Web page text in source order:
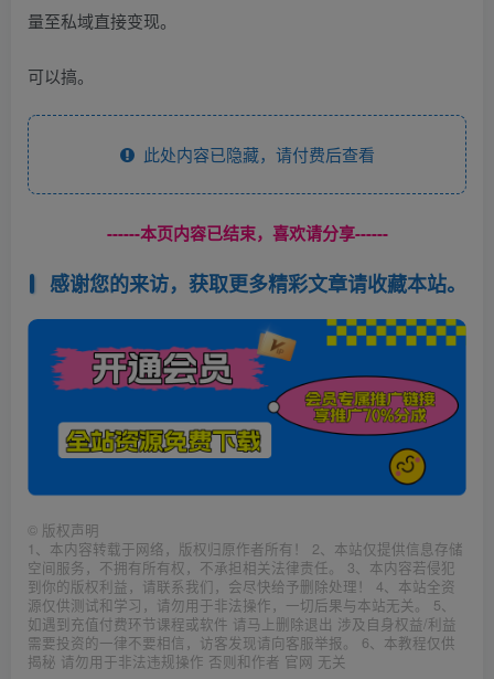
量至私域直接变现。
可以搞。
此处内容已隐藏，请付费后查看
------本页内容已结束，喜欢请分享------
感谢您的来访，获取更多精彩文章请收藏本站。
© 版权声明
1、本内容转载于网络，版权归原作者所有！ 2、本站仅提供信息存储
空间服务，不拥有所有权，不承担相关法律责任。 3、本内容若侵犯
到你的版权利益，请联系我们，会尽快给予删除处理！ 4、本站全资
源仅供测试和学习，请勿用于非法操作，一切后果与本站无关。 5、
如遇到充值付费环节课程或软件 请马上删除退出 涉及自身权益/利益
需要投资的一律不要相信，访客发现请向客服举报。 6、本教程仅供
揭秘 请勿用于非法违规操作 否则和作者 官网 无关